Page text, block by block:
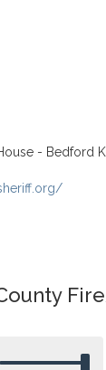
- Bedford